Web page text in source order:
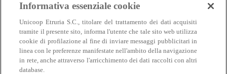
Carne
Carne
Informativa essenziale cookie
Unicoop Etruria S.C., titolare del trattamento dei dati acquisiti
tramite il presente sito, informa l'utente che tale sito web utilizza
cookie di profilazione al fine di inviare messaggi pubblicitari in
linea con le preferenze manifestate nell'ambito della navigazione
in rete, anche attraverso l'arricchimento dei dati raccolti con altri
database.